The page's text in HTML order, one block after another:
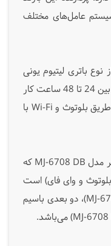
و با سیستم عامل‌های مختلف
باتری لیتیوم یونی
1800 میلی آمپری است که قادر است بین 24 تا 48 ساعت کار
مداوم را ارائه دهد. این بارکد خوان از طریق بلوتوث و Wi-Fi با
سری بارکدخوان‌های MJ-6708 علاوه بر مدل MJ-6708 DB که
و وای فای) است
MJ-)، دو بعدی باسیم
MJ-) می‌باشد.